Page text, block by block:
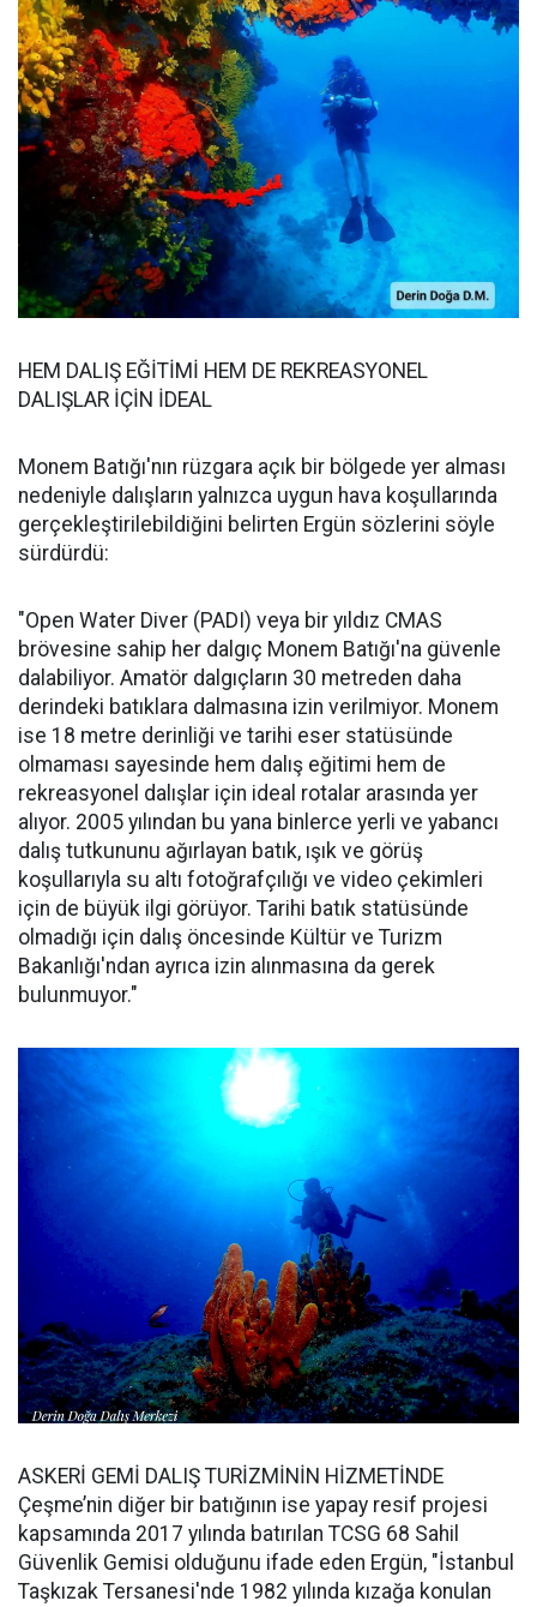
HEM DALIŞ EĞİTİMİ HEM DE REKREASYONEL
DALIŞLAR İÇİN İDEAL
Monem Batığı'nın rüzgara açık bir bölgede yer alması
nedeniyle dalışların yalnızca uygun hava koşullarında
gerçekleştirilebildiğini belirten Ergün sözlerini söyle
sürdürdü:
"Open Water Diver (PADI) veya bir yıldız CMAS
brövesine sahip her dalgıç Monem Batığı'na güvenle
dalabiliyor. Amatör dalgıçların 30 metreden daha
derindeki batıklara dalmasına izin verilmiyor. Monem
ise 18 metre derinliği ve tarihi eser statüsünde
olmaması sayesinde hem dalış eğitimi hem de
rekreasyonel dalışlar için ideal rotalar arasında yer
alıyor. 2005 yılından bu yana binlerce yerli ve yabancı
dalış tutkununu ağırlayan batık, ışık ve görüş
koşullarıyla su altı fotoğrafçılığı ve video çekimleri
için de büyük ilgi görüyor. Tarihi batık statüsünde
olmadığı için dalış öncesinde Kültür ve Turizm
Bakanlığı'ndan ayrıca izin alınmasına da gerek
bulunmuyor."
ASKERİ GEMİ DALIŞ TURİZMİNİN HİZMETİNDE
Çeşme’nin diğer bir batığının ise yapay resif projesi
kapsamında 2017 yılında batırılan TCSG 68 Sahil
Güvenlik Gemisi olduğunu ifade eden Ergün, "İstanbul
Taşkızak Tersanesi'nde 1982 yılında kızağa konulan